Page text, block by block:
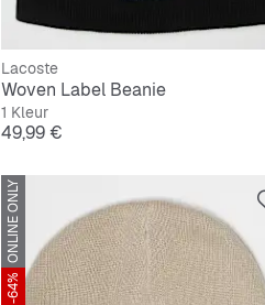
Lacoste
Woven Label Beanie
1 Kleur
Prijs
49,99 €
ONLINE ONLY
-64%